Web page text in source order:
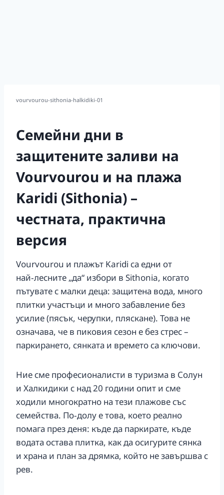
vourvourou-sithonia-halkidiki-01
Семейни дни в
защитените заливи на
Vourvourou и на плажа
Karidi (Sithonia) –
честната, практична
версия
Vourvourou и плажът Karidi са едни от
най‑лесните „да“ избори в Sithonia, когато
пътувате с малки деца: защитена вода, много
плитки участъци и много забавление без
усилие (пясък, черупки, пляскане). Това не
означава, че в пиковия сезон е без стрес –
паркирането, сянката и времето са ключови.
Ние сме професионалисти в туризма в Солун
и Халкидики с над 20 години опит и сме
ходили многократно на тези плажове със
семейства. По‑долу е това, което реално
помага през деня: къде да паркирате, къде
водата остава плитка, как да осигурите сянка
и храна и план за дрямка, който не завършва с
рев.